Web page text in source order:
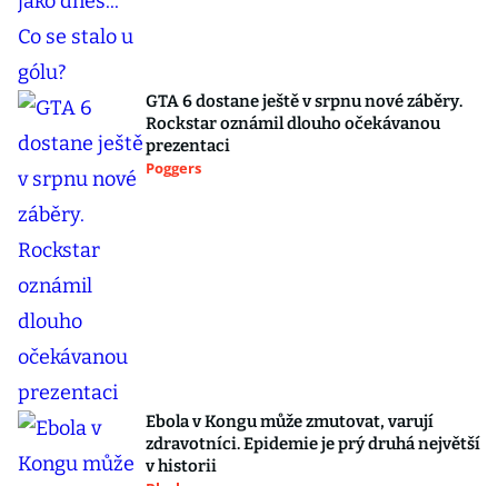
GTA 6 dostane ještě v srpnu nové záběry.
Rockstar oznámil dlouho očekávanou
prezentaci
Poggers
Ebola v Kongu může zmutovat, varují
zdravotníci. Epidemie je prý druhá největší
v historii